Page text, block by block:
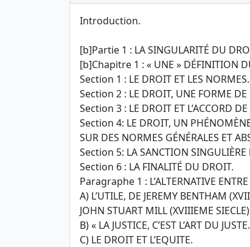
Introduction.
[b]Partie 1 : LA SINGULARITÉ DU
[b]Chapitre 1 : « UNE » DÉFINITION
Section 1 : LE DROIT ET LES NORMES.
Section 2 : LE DROIT, UNE FORME
Section 3 : LE DROIT ET L’ACCORD
Section 4: LE DROIT, UN
SUR DES NORMES GÉNÉRALES ET
Section 5: LA SANCTION SINGULIÈRE
Section 6 : LA FINALITÉ DU DROIT.
Paragraphe 1 : L’ALTERNATIVE ENTRE
A) L’UTILE, DE JEREMY BENTHAM
JOHN STUART MILL (XVIIIEME
B) « LA JUSTICE, C’EST L’ART DU
C) LE DROIT ET L’EQUITE.